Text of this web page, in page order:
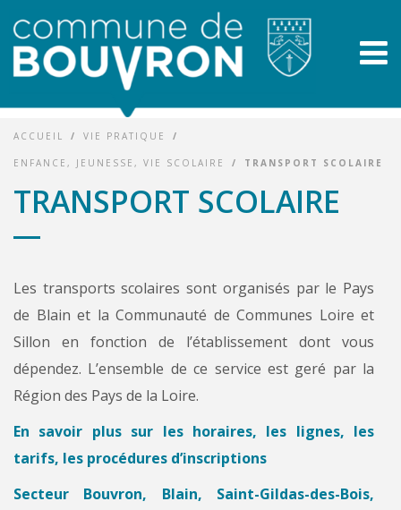
ACCUEIL / VIE PRATIQUE /
ENFANCE, JEUNESSE, VIE SCOLAIRE / TRANSPORT SCOLAIRE
TRANSPORT SCOLAIRE
Les transports scolaires sont organisés par le Pays
de Blain et la Communauté de Communes Loire et
Sillon en fonction de l’établissement dont vous
dépendez. L’ensemble de ce service est geré par la
Région des Pays de la Loire.
En savoir plus sur les horaires, les lignes, les
tarifs, les procédures d’inscriptions
Secteur Bouvron, Blain, Saint-Gildas-des-Bois,